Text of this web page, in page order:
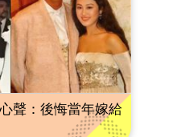
聲：後悔當年嫁給